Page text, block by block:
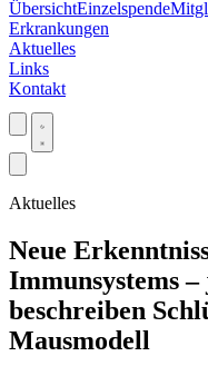
ÜbersichtEinzelspende
Erkrankungen
Aktuelles
Links
Kontakt
Aktuelles
Neue
Immunsystems
beschreiben
Mausmodell